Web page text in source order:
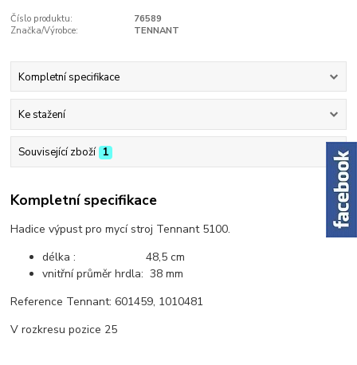
Číslo produktu:
76589
Značka/Výrobce:
TENNANT
Kompletní specifikace
Ke stažení
Související zboží 1
Kompletní specifikace
Hadice výpust pro mycí stroj Tennant 5100.
délka : 48,5 cm
vnitřní průměr hrdla: 38 mm
Reference Tennant: 601459, 1010481
V rozkresu pozice 25